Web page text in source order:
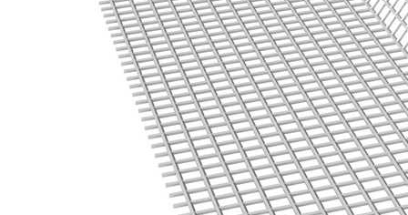
Sistema POSA PAVIMENTI E RIVESTIMENTI AQUAZIP®–
AQUAZIP ONE PRO
Guaina impermeabilizzante elastica